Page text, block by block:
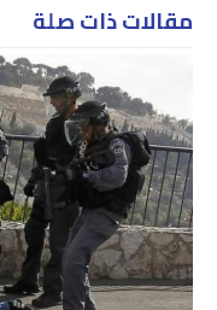
مقالات ذات صلة